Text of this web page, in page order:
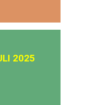
2025